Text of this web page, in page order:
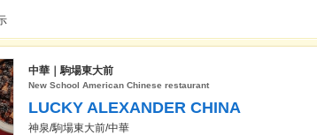
会社の宴会にも、デートやパーティにもお得に便利にホットペッパ
中華｜駒場東大前
New School American Chinese restaurant
LUCKY ALEXANDER CHINA
神泉/駒場東大前/中華